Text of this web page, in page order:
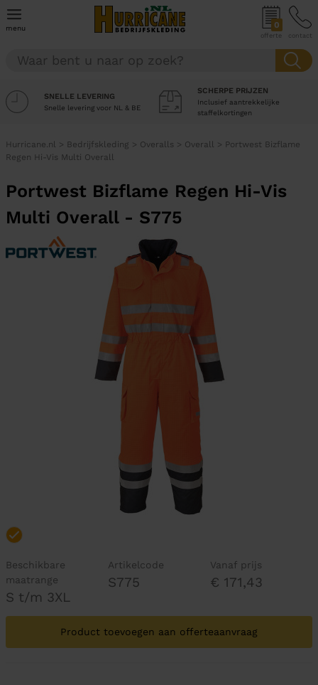
menu 0
offerte contact
SNELLE LEVERING
Snelle levering voor NL & BE
SCHERPE PRIJZEN
Inclusief aantrekkelijke
staffelkortingen
Hurricane.nl > Bedrijfskleding > Overalls > Overall > Portwest Bizflame
Regen Hi-Vis Multi Overall
Portwest Bizflame Regen Hi-Vis
Multi Overall - S775
Beschikbare
maatrange
S t/m 3XL
Artikelcode
S775
Vanaf prijs
€ 171,43
Product toevoegen aan offerteaanvraag